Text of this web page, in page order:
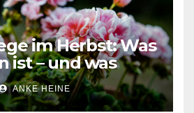
im Herbst: Was
ist – und was
ANKE HEINE